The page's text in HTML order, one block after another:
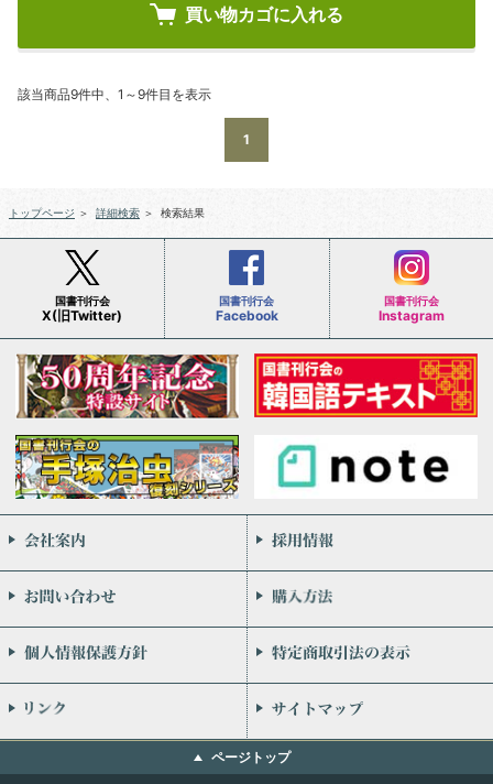
買い物カゴに入れる
該当商品9件中、1～9件目を表示
1
トップページ ＞ 詳細検索 ＞ 検索結果
国書刊行会
X(旧Twitter)
国書刊行会
Facebook
国書刊行会
Instagram
会社案内
お問い合わせ
個人情報保護方針
リンク
ページトップ